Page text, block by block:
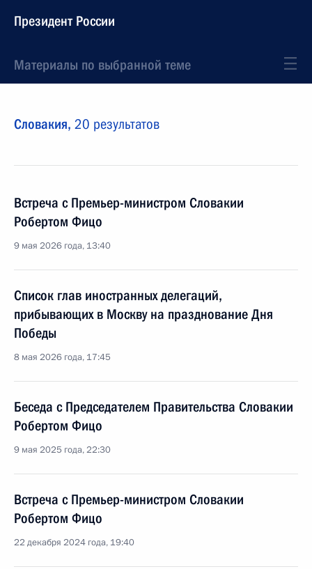
Президент России
Материалы по выбранной теме
Словакия, 20 результатов
Встреча с Премьер-министром Словакии
Робертом Фицо
9 мая 2026 года, 13:40
Список глав иностранных делегаций,
прибывающих в Москву на празднование Дня
Победы
8 мая 2026 года, 17:45
Беседа с Председателем Правительства Словакии
Робертом Фицо
9 мая 2025 года, 22:30
Встреча с Премьер-министром Словакии
Робертом Фицо
22 декабря 2024 года, 19:40